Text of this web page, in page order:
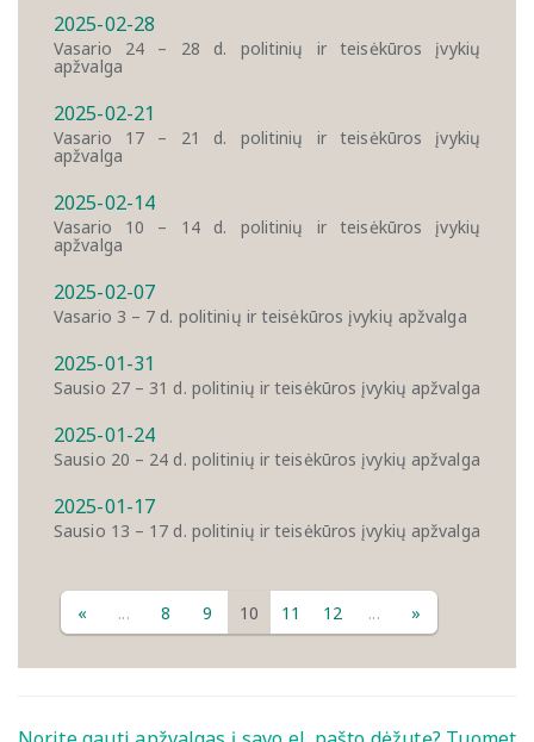
2025-02-28
Vasario 24 – 28 d. politinių ir teisėkūros įvykių
apžvalga
2025-02-21
Vasario 17 – 21 d. politinių ir teisėkūros įvykių
apžvalga
2025-02-14
Vasario 10 – 14 d. politinių ir teisėkūros įvykių
apžvalga
2025-02-07
Vasario 3 – 7 d. politinių ir teisėkūros įvykių apžvalga
2025-01-31
Sausio 27 – 31 d. politinių ir teisėkūros įvykių apžvalga
2025-01-24
Sausio 20 – 24 d. politinių ir teisėkūros įvykių apžvalga
2025-01-17
Sausio 13 – 17 d. politinių ir teisėkūros įvykių apžvalga
« ... 8 9 10 11 12 ... »